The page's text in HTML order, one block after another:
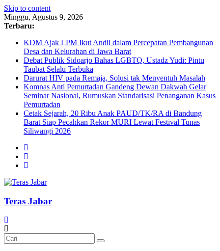
Skip to content
Minggu, Agustus 9, 2026
Terbaru:
KDM Ajak LPM Ikut Andil dalam Percepatan Pembangunan
Desa dan Kelurahan di Jawa Barat
Debat Publik Sidoarjo Bahas LGBTQ, Ustadz Yudi: Pintu
Taubat Selalu Terbuka
Darurat HIV pada Remaja, Solusi tak Menyentuh Masalah
Komnas Anti Pemurtadan Gandeng Dewan Dakwah Gelar
Seminar Nasional, Rumuskan Standarisasi Penanganan Kasus
Pemurtadan
Cetak Sejarah, 20 Ribu Anak PAUD/TK/RA di Bandung
Barat Siap Pecahkan Rekor MURI Lewat Festival Tunas
Siliwangi 2026
Teras Jabar